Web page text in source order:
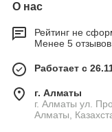
О нас
Рейтинг не
Менее 5
Работает с
г. Алматы
г. Алматы ул.
Алматы,